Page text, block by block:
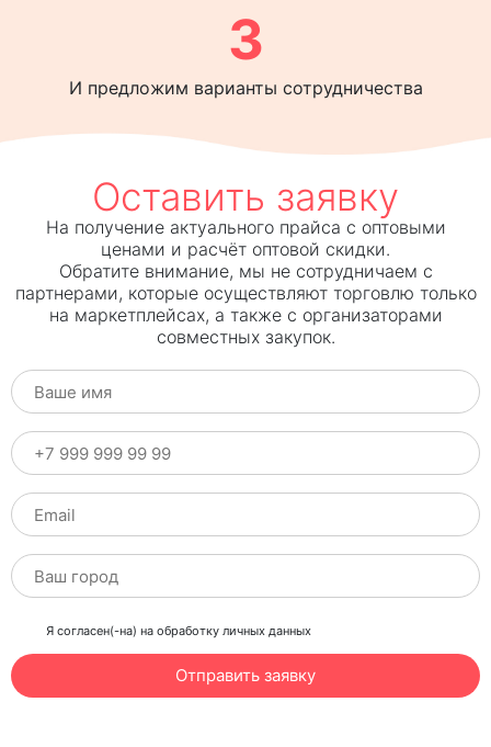
3
И предложим варианты сотрудничества
Оставить заявку
На получение актуального прайса с оптовыми
ценами и расчёт оптовой скидки.
Обратите внимание, мы не сотрудничаем с
партнерами, которые осуществляют торговлю только
на маркетплейсах, а также с организаторами
совместных закупок.
Я согласен(-на) на обработку личных данных
Отправить заявку